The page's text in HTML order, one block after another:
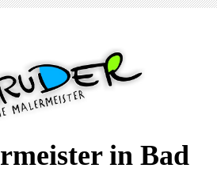
in Bad